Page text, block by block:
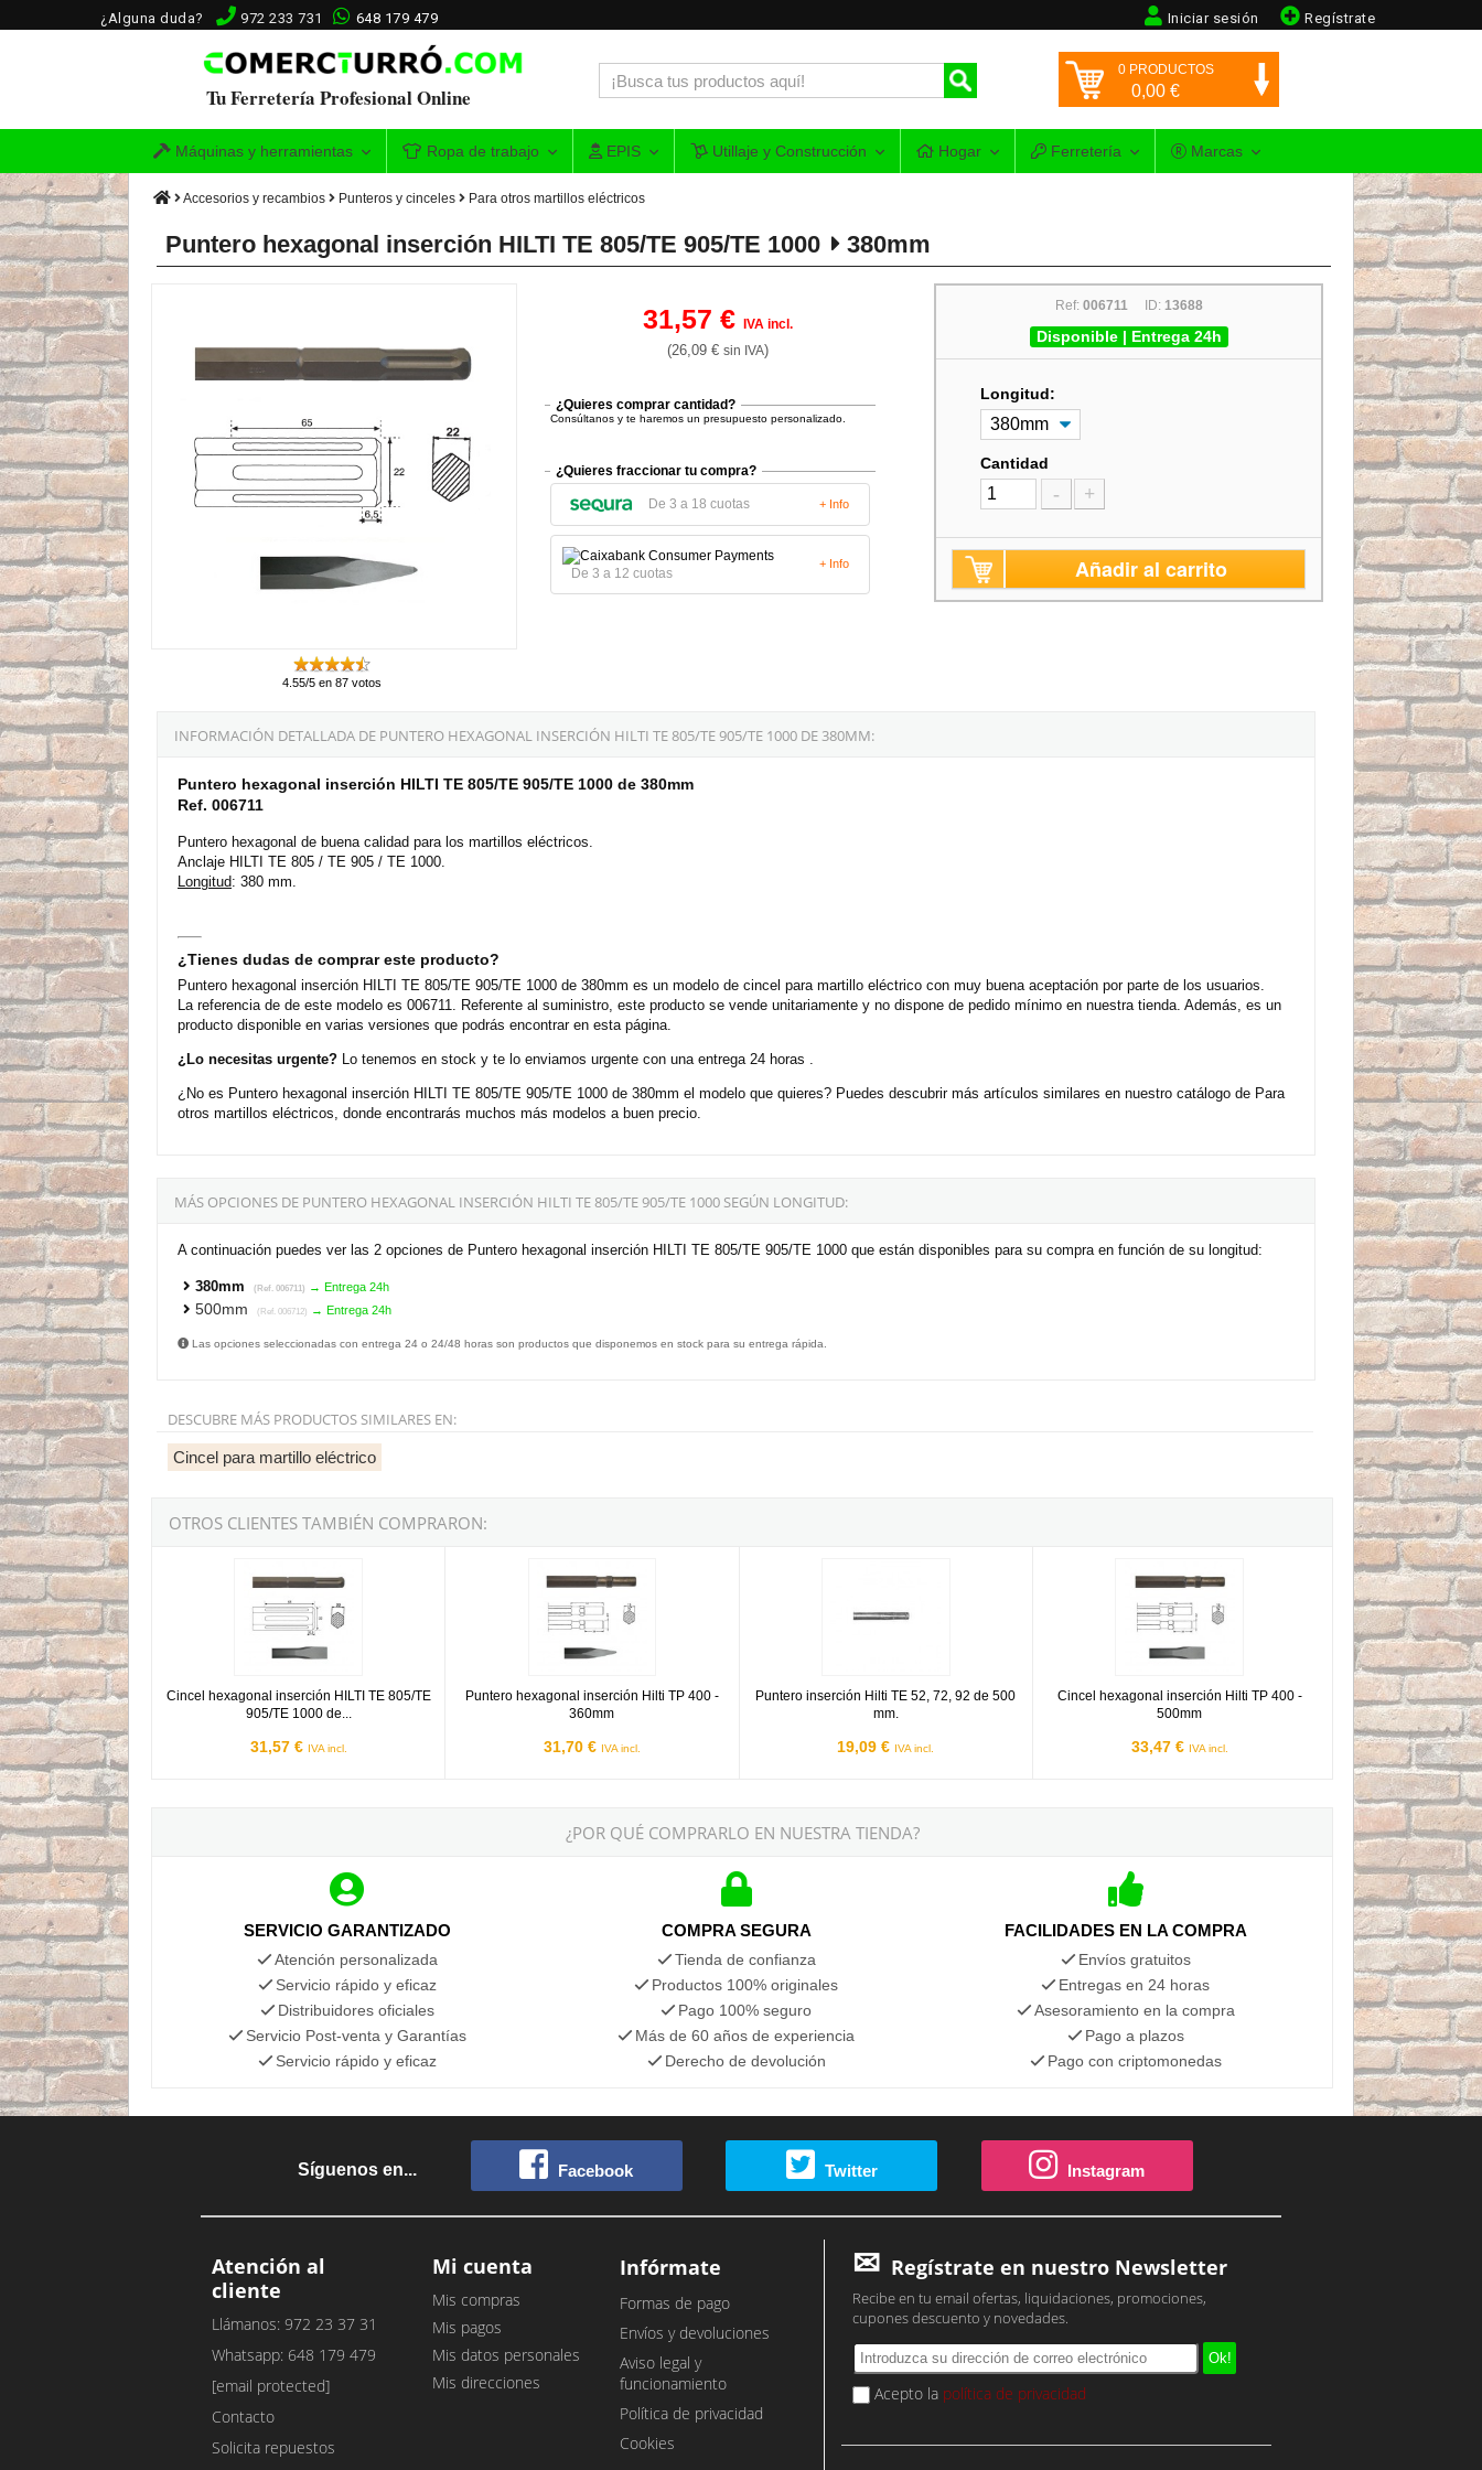
¿Alguna duda? 972 233 731 648 179 479 Regístrate
Iniciar sesión
Tu Ferretería Profesional Online
0 PRODUCTOS
0,00 €
Máquinas y herramientas Ropa de trabajo EPIS Utillaje y Construcción Hogar Ferretería Marcas
Accesorios y recambios Punteros y cinceles Para otros martillos eléctricos
Puntero hexagonal inserción HILTI TE 805/TE 905/TE 1000 380mm
4.55/5 en 87 votos
31,57 €IVA incl.
(26,09 €sin IVA)
¿Quieres comprar cantidad?
Consúltanos y te haremos un presupuesto personalizado.
¿Quieres fraccionar tu compra?
De 3 a 18 cuotas + Info
De 3 a 12 cuotas
+ Info
Ref: 006711ID: 13688
Disponible | Entrega 24h
Longitud:
Cantidad
- +
Añadir al carrito
INFORMACIÓN DETALLADA DE PUNTERO HEXAGONAL INSERCIÓN HILTI TE 805/TE 905/TE 1000 DE 380MM:
Puntero hexagonal inserción HILTI TE 805/TE 905/TE 1000 de 380mm
Ref. 006711
Puntero hexagonal de buena calidad para los martillos eléctricos.
Anclaje HILTI TE 805 / TE 905 / TE 1000.
Longitud: 380 mm.
¿Tienes dudas de comprar este producto?
Puntero hexagonal inserción HILTI TE 805/TE 905/TE 1000 de 380mm es un modelo de cincel para martillo eléctrico con muy buena aceptación por parte de los usuarios.
La referencia de de este modelo es 006711. Referente al suministro, este producto se vende unitariamente y no dispone de pedido mínimo en nuestra tienda. Además, es un
producto disponible en varias versiones que podrás encontrar en esta página.
¿Lo necesitas urgente? Lo tenemos en stock y te lo enviamos urgente con una entrega 24 horas .
¿No es Puntero hexagonal inserción HILTI TE 805/TE 905/TE 1000 de 380mm el modelo que quieres? Puedes descubrir más artículos similares en nuestro catálogo de Para
otros martillos eléctricos, donde encontrarás muchos más modelos a buen precio.
MÁS OPCIONES DE PUNTERO HEXAGONAL INSERCIÓN HILTI TE 805/TE 905/TE 1000 SEGÚN LONGITUD:
A continuación puedes ver las 2 opciones de Puntero hexagonal inserción HILTI TE 805/TE 905/TE 1000 que están disponibles para su compra en función de su longitud:
380mm (Ref. 006711) → Entrega 24h
500mm (Ref. 006712) → Entrega 24h
Las opciones seleccionadas con entrega 24 o 24/48 horas son productos que disponemos en stock para su entrega rápida.
DESCUBRE MÁS PRODUCTOS SIMILARES EN:
Cincel para martillo eléctrico
OTROS CLIENTES TAMBIÉN COMPRARON:
Cincel hexagonal inserción HILTI TE 805/TE
905/TE 1000 de...
31,57 € IVA incl.
Puntero hexagonal inserción Hilti TP 400 -
360mm
31,70 € IVA incl.
Puntero inserción Hilti TE 52, 72, 92 de 500
mm.
19,09 € IVA incl.
Cincel hexagonal inserción Hilti TP 400 -
500mm
33,47 € IVA incl.
Cincel hexagonal inserción Hilti TP 400 - 500mm
¿POR QUÉ COMPRARLO EN NUESTRA TIENDA?
SERVICIO GARANTIZADO
Atención personalizada
Servicio rápido y eficaz
Distribuidores oficiales
Servicio Post-venta y Garantías
Servicio rápido y eficaz
COMPRA SEGURA
Tienda de confianza
Productos 100% originales
Pago 100% seguro
Más de 60 años de experiencia
Derecho de devolución
FACILIDADES EN LA COMPRA
Envíos gratuitos
Entregas en 24 horas
Asesoramiento en la compra
Pago a plazos
Pago con criptomonedas
Síguenos en... Facebook Twitter Instagram
Atención al
cliente
Llámanos: 972 23 37 31
Whatsapp: 648 179 479
[email protected]
Contacto
Solicita repuestos
Mi cuenta
Mis compras
Mis pagos
Mis datos personales
Mis direcciones
Infórmate
Formas de pago
Envíos y devoluciones
Aviso legal y
funcionamiento
Política de privacidad
Cookies
Regístrate en nuestro Newsletter
Recibe en tu email ofertas, liquidaciones, promociones,
cupones descuento y novedades.
Acepto la política de privacidad